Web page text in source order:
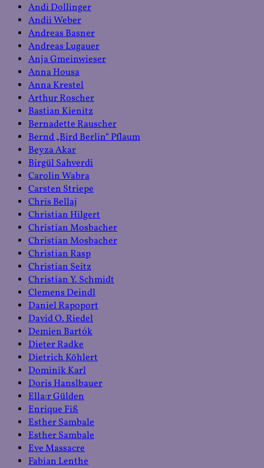
Andi Dollinger
Andii Weber
Andreas Basner
Andreas Lugauer
Anja Gmeinwieser
Anna Housa
Anna Krestel
Arthur Roscher
Bastian Kienitz
Bernadette Rauscher
Bernd „Bird Berlin“ Pflaum
Beyza Akar
Birgül Sahverdi
Carolin Wabra
Carsten Striepe
Chris Bellaj
Christian Hilgert
Christian Mosbacher
Christian Mosbacher
Christian Rasp
Christian Seitz
Christian Y. Schmidt
Clemens Deindl
Daniel Rapoport
David O. Riedel
Demien Bartók
Dieter Radke
Dietrich Köhlert
Dominik Karl
Doris Hanslbauer
Ella:r Gülden
Enrique Fiß
Esther Sambale
Esther Sambale
Eve Massacre
Fabian Lenthe